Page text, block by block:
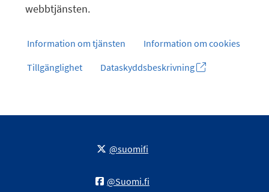
webbtjänsten.
Information om tjänsten
Information om cookies
Tillgänglighet
Dataskyddsbeskrivning
@suomifi
@Suomi.fi